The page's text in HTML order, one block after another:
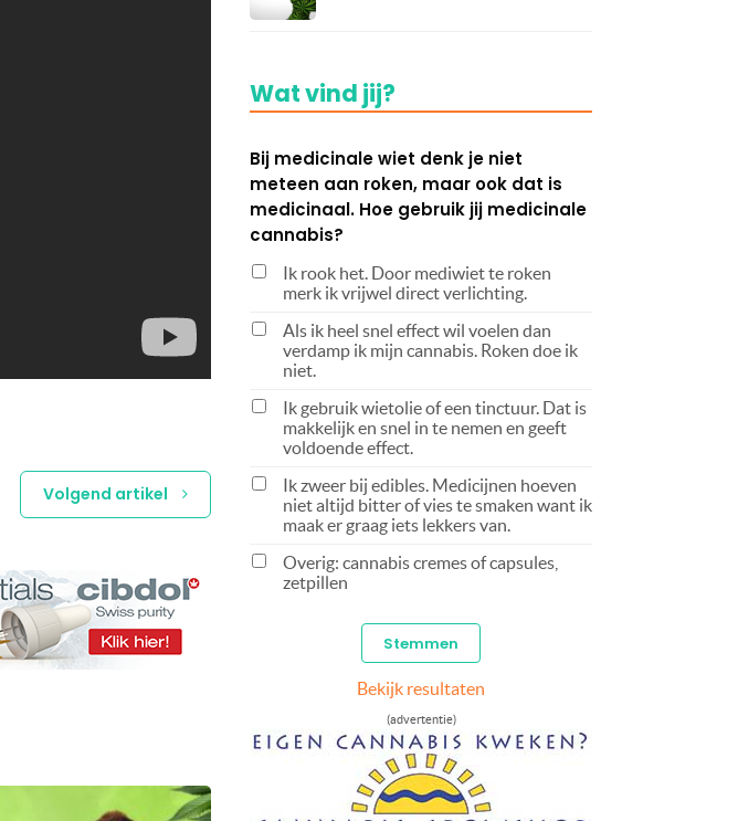
Volgend artikel
Wat vind jij?
Bij medicinale wiet denk je niet
meteen aan roken, maar ook dat is
medicinaal. Hoe gebruik jij medicinale
cannabis?
Ik rook het. Door mediwiet te roken
merk ik vrijwel direct verlichting.
Als ik heel snel effect wil voelen dan
verdamp ik mijn cannabis. Roken doe ik
niet.
Ik gebruik wietolie of een tinctuur. Dat is
makkelijk en snel in te nemen en geeft
voldoende effect.
Ik zweer bij edibles. Medicijnen hoeven
niet altijd bitter of vies te smaken want ik
maak er graag iets lekkers van.
Overig: cannabis cremes of capsules,
zetpillen
Bekijk resultaten
(advertentie)